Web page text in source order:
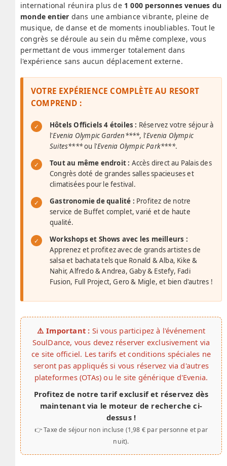
international réunira plus de 1 000 personnes venues du
monde entier dans une ambiance vibrante, pleine de
musique, de danse et de moments inoubliables. Tout le
congrès se déroule au sein du même complexe, vous
permettant de vous immerger totalement dans
l'expérience sans aucun déplacement externe.
VOTRE EXPÉRIENCE COMPLÈTE AU RESORT
COMPREND :
Hôtels Officiels 4 étoiles : Réservez votre séjour à
l'Evenia Olympic Garden****, l'Evenia Olympic
Suites****ou l'Evenia Olympic Park****.
Tout au même endroit : Accès direct au Palais des
Congrès doté de grandes salles spacieuses et
climatisées pour le festival.
Gastronomie de qualité : Profitez de notre
service de Buffet complet, varié et de haute
qualité.
Workshops et Shows avec les meilleurs :
Apprenez et profitez avec de grands artistes de
salsa et bachata tels que Ronald & Alba, Kike &
Nahir, Alfredo & Andrea, Gaby & Estefy, Fadi
Fusion, Full Project, Gero & Migle, et bien d'autres !
⚠️ Important : Si vous participez à l'événement
SoulDance, vous devez réserver exclusivement via
ce site officiel. Les tarifs et conditions spéciales ne
seront pas appliqués si vous réservez via d'autres
plateformes (OTAs) ou le site générique d'Evenia.
Profitez de notre tarif exclusif et réservez dès
maintenant via le moteur de recherche ci-
dessus !
👉 Taxe de séjour non incluse (1,98 € par personne et par
nuit).